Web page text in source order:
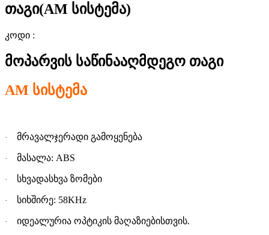
თაგი(AM სისტემა)
კოდი :
მოპარვის საწინააღმდეგო თაგი
AM სისტემა
· მრავალჯერადი გამოყენება
· მასალა: ABS
· სხვადასხვა ზომები
· სიხშირე: 58KHz
· იდეალურია ოპტიკის მაღაზიებისთვის.